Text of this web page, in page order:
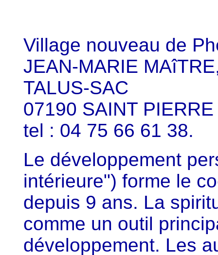
Village nouveau de
JEAN-MARIE
TALUS-SAC
07190 SAINT
tel : 04 75 66 61 38.
Le développement
intérieure") forme le
depuis 9 ans. La
comme un outil
développement. Les